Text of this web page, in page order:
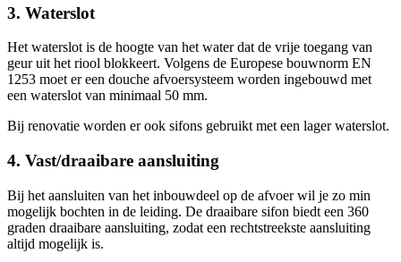
3. Waterslot
Het waterslot is de hoogte van het water dat de vrije toegang van
geur uit het riool blokkeert. Volgens de Europese bouwnorm EN
1253 moet er een douche afvoersysteem worden ingebouwd met
een waterslot van minimaal 50 mm.
Bij renovatie worden er ook sifons gebruikt met een lager waterslot.
4. Vast/draaibare aansluiting
Bij het aansluiten van het inbouwdeel op de afvoer wil je zo min
mogelijk bochten in de leiding. De draaibare sifon biedt een 360
graden draaibare aansluiting, zodat een rechtstreekste aansluiting
altijd mogelijk is.